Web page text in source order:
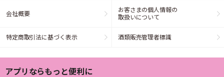
会社概要
お客さまの個人情報の
取扱いについて
特定商取引法に基づく表示 酒類販売管理者標識
アプリならもっと便利に